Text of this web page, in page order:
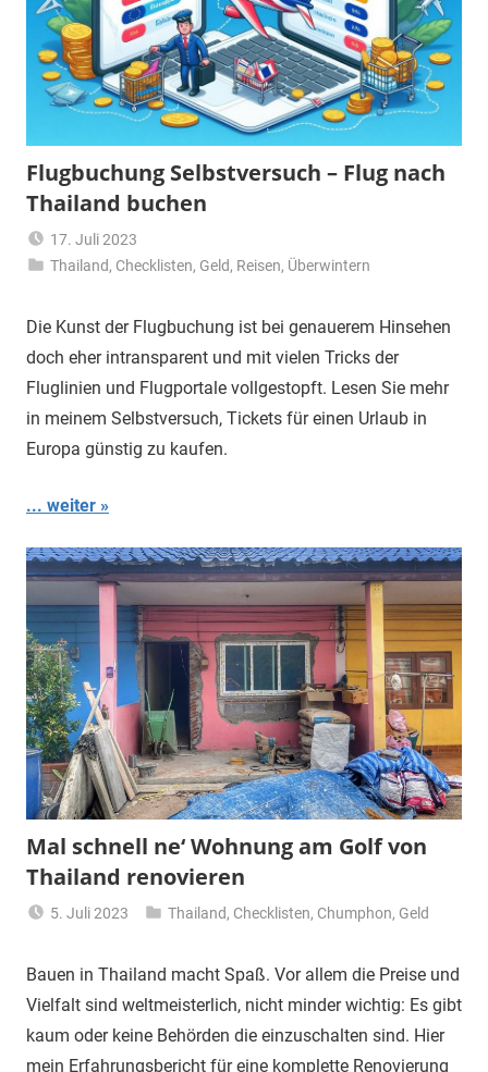
Flugbuchung Selbstversuch – Flug nach
Thailand buchen
17. Juli 2023
Matt
Thailand, Checklisten, Geld, Reisen, Überwintern
Die Kunst der Flugbuchung ist bei genauerem Hinsehen
doch eher intransparent und mit vielen Tricks der
Fluglinien und Flugportale vollgestopft. Lesen Sie mehr
in meinem Selbstversuch, Tickets für einen Urlaub in
Europa günstig zu kaufen.
... weiter
Mal schnell ne‘ Wohnung am Golf von
Thailand renovieren
5. Juli 2023
Thailand, Checklisten, Chumphon, Geld
Bauen in Thailand macht Spaß. Vor allem die Preise und
Vielfalt sind weltmeisterlich, nicht minder wichtig: Es gibt
kaum oder keine Behörden die einzuschalten sind. Hier
mein Erfahrungsbericht für eine komplette Renovierung